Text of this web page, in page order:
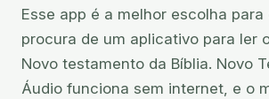
Esse app é a melhor escolha
procura de um aplicativo para ler
Novo testamento da Bíblia. Novo
Áudio funciona sem internet, e o